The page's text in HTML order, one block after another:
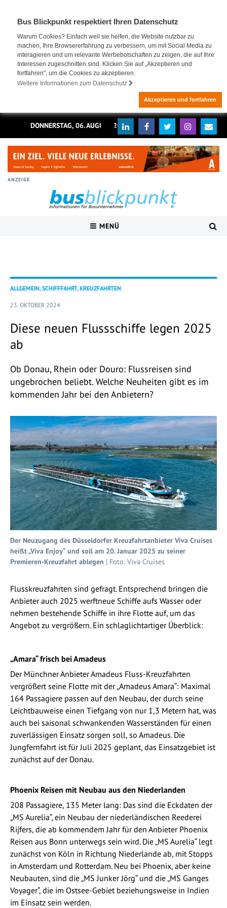
Bus Blickpunkt respektiert Ihren Datenschutz
Warum Cookies? Einfach weil sie helfen, die Website nutzbar zu
machen, Ihre Browsererfahrung zu verbessern, um mit Social Media zu
interagieren und um relevante Werbebotschaften zu zeigen, die auf Ihre
Interessen zugeschnitten sind. Klicken Sie auf „Akzeptieren und
fortfahren", um die Cookies zu akzeptieren.
Weitere Informationen zum Datenschutz
Akzeptieren und fortfahren
DONNERSTAG, 06. AUGUST 2026
ANZEIGE
MENÜ
ALLGEMEIN, SCHIFFFAHRT, KREUZFAHRTEN
23. OKTOBER 2024
Diese neuen Flussschiffe legen 2025
ab
Ob Donau, Rhein oder Douro: Flussreisen sind
ungebrochen beliebt. Welche Neuheiten gibt es im
kommenden Jahr bei den Anbietern?
Der Neuzugang des Düsseldorfer Kreuzfahrtanbieter Viva Cruises
heißt „Viva Enjoy“ und soll am 20. Januar 2025 zu seiner
Premieren-Kreuzfahrt ablegen | Foto: Viva Cruises
Flusskreuzfahrten sind gefragt. Entsprechend bringen die
Anbieter auch 2025 werftneue Schiffe aufs Wasser oder
nehmen bestehende Schiffe in ihre Flotte auf, um das
Angebot zu vergrößern. Ein schlaglichtartiger Überblick:
„Amara“ frisch bei Amadeus
Der Münchner Anbieter Amadeus Fluss-Kreuzfahrten
vergrößert seine Flotte mit der „Amadeus Amara“: Maximal
164 Passagiere passen auf den Neubau, der durch seine
Leichtbauweise einen Tiefgang von nur 1,3 Metern hat, was
auch bei saisonal schwankenden Wasserständen für einen
zuverlässigen Einsatz sorgen soll, so Amadeus. Die
Jungfernfahrt ist für Juli 2025 geplant, das Einsatzgebiet ist
zunächst auf der Donau.
Phoenix Reisen mit Neubau aus den Niederlanden
208 Passagiere, 135 Meter lang: Das sind die Eckdaten der
„MS Aurelia“, ein Neubau der niederländischen Reederei
Rijfers, die ab kommendem Jahr für den Anbieter Phoenix
Reisen aus Bonn unterwegs sein wird. Die „MS Aurelia“ legt
zunächst von Köln in Richtung Niederlande ab, mit Stopps
in Amsterdam und Rotterdam. Neu bei Phoenix, aber keine
Neubauten, sind die „MS Junker Jörg“ und die „MS Ganges
Voyager“, die im Ostsee-Gebiet beziehungsweise in Indien
im Einsatz sein werden.